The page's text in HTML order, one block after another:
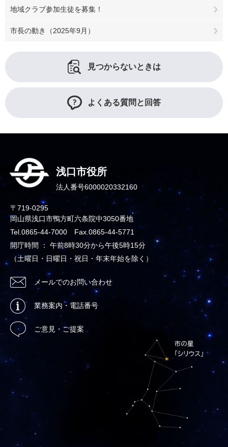
地域クラブ参加生徒を募集！
市長の動き（2025年9月）
見つからないときは
よくある質問と回答
浅口市役所
法人番号6000020332160
〒719-0295
岡山県浅口市鴨方町六条院中3050番地
Tel.0865-44-7000 Fax.0865-44-5771
開庁時間 ： 午前8時30分から午後5時15分
（土曜日・日曜日・祝日・年末年始を除く）
メールでのお問い合わせ
業務案内・電話番号
ご意見・ご提案